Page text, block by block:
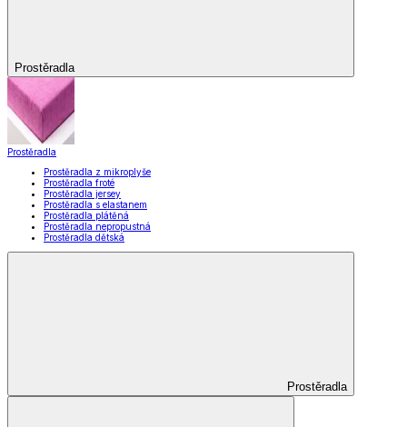
Prostěradla
Prostěradla
Prostěradla z mikroplyše
Prostěradla froté
Prostěradla jersey
Prostěradla s elastanem
Prostěradla plátěná
Prostěradla nepropustná
Prostěradla dětská
Prostěradla